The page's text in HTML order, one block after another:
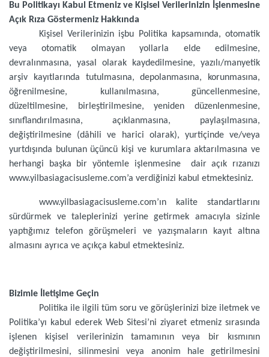
Bu Politikayı Kabul Etmeniz ve Kişisel Verilerinizin İşlenmesine
Açık Rıza Göstermeniz Hakkında
Kişisel Verilerinizin işbu Politika kapsamında, otomatik
veya otomatik olmayan yollarla elde edilmesine,
devralınmasına, yasal olarak kaydedilmesine, yazılı/manyetik
arşiv kayıtlarında tutulmasına, depolanmasına, korunmasına,
öğrenilmesine, kullanılmasına, güncellenmesine,
düzeltilmesine, birleştirilmesine, yeniden düzenlenmesine,
sınıflandırılmasına, açıklanmasına, paylaşılmasına,
değiştirilmesine (dâhili ve harici olarak), yurtiçinde ve/veya
yurtdışında bulunan üçüncü kişi ve kurumlara aktarılmasına ve
herhangi başka bir yöntemle işlenmesine dair açık rızanızı
www.yilbasiagacisusleme.com’a verdiğinizi kabul etmektesiniz.
www.yilbasiagacisusleme.com’ın kalite standartlarını
sürdürmek ve taleplerinizi yerine getirmek amacıyla sizinle
yaptığımız telefon görüşmeleri ve yazışmaların kayıt altına
almasını ayrıca ve açıkça kabul etmektesiniz.
Bizimle İletişime Geçin
Politika ile ilgili tüm soru ve görüşlerinizi bize iletmek ve
Politika’yı kabul ederek Web Sitesi’ni ziyaret etmeniz sırasında
işlenen kişisel verilerinizin tamamının veya bir kısmının
değiştirilmesini, silinmesini veya anonim hale getirilmesini